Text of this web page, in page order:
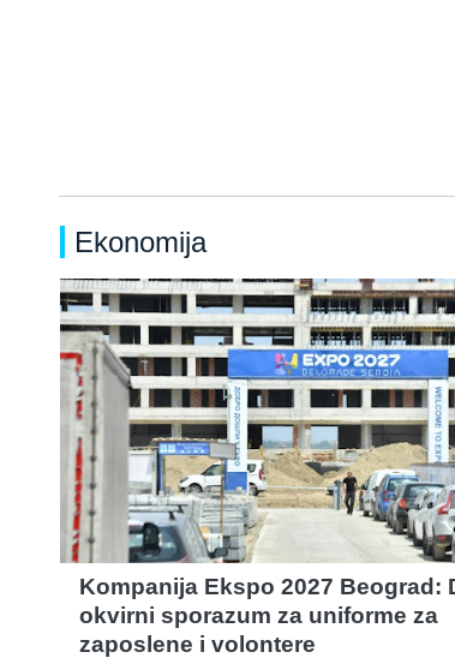
Ekonomija
Kompanija Ekspo 2027 Beograd:
okvirni sporazum za uniforme za
zaposlene i volontere